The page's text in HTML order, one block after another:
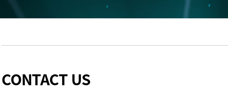
CONTACT US